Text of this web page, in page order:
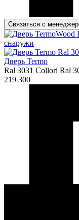
Связаться с
Дверь Termo
Ral 3031 Collori Ral
219 300